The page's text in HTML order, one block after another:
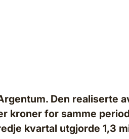
Den realiserte
kroner for samme
kvartal utgjorde 1,3